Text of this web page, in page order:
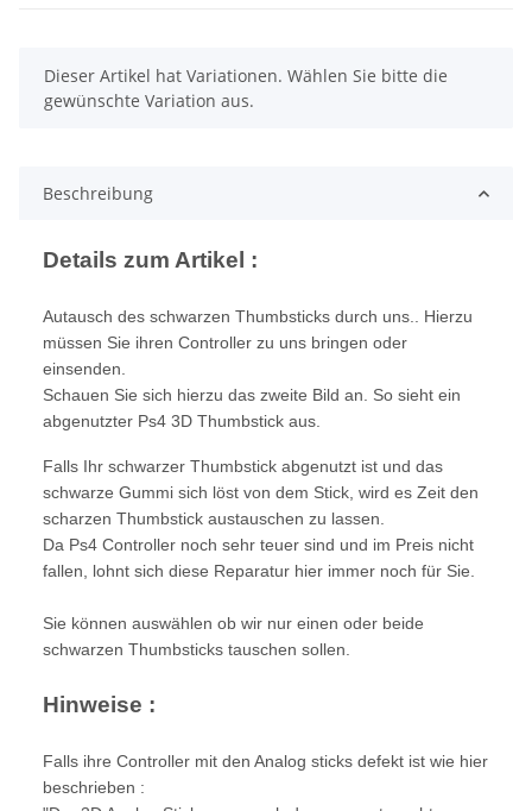
x
Dieser Artikel hat Variationen. Wählen Sie bitte die
gewünschte Variation aus.
Beschreibung
Details zum Artikel :
Autausch des schwarzen Thumbsticks durch uns.. Hierzu
müssen Sie ihren Controller zu uns bringen oder
einsenden.
Schauen Sie sich hierzu das zweite Bild an. So sieht ein
abgenutzter Ps4 3D Thumbstick aus.
Falls Ihr schwarzer Thumbstick abgenutzt ist und das
schwarze Gummi sich löst von dem Stick, wird es Zeit den
scharzen Thumbstick austauschen zu lassen.
Da Ps4 Controller noch sehr teuer sind und im Preis nicht
fallen, lohnt sich diese Reparatur hier immer noch für Sie.
Sie können auswählen ob wir nur einen oder beide
schwarzen Thumbsticks tauschen sollen.
Hinweise :
Falls ihre Controller mit den Analog sticks defekt ist wie hier
beschrieben :